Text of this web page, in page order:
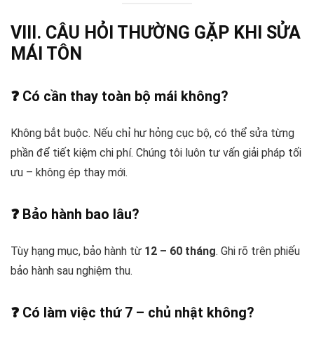
VIII. CÂU HỎI THƯỜNG GẶP KHI SỬA
MÁI TÔN
❓ Có cần thay toàn bộ mái không?
Không bắt buộc. Nếu chỉ hư hỏng cục bộ, có thể sửa từng
phần để tiết kiệm chi phí. Chúng tôi luôn tư vấn giải pháp tối
ưu – không ép thay mới.
❓ Bảo hành bao lâu?
Tùy hạng mục, bảo hành từ 12 – 60 tháng. Ghi rõ trên phiếu
bảo hành sau nghiệm thu.
❓ Có làm việc thứ 7 – chủ nhật không?